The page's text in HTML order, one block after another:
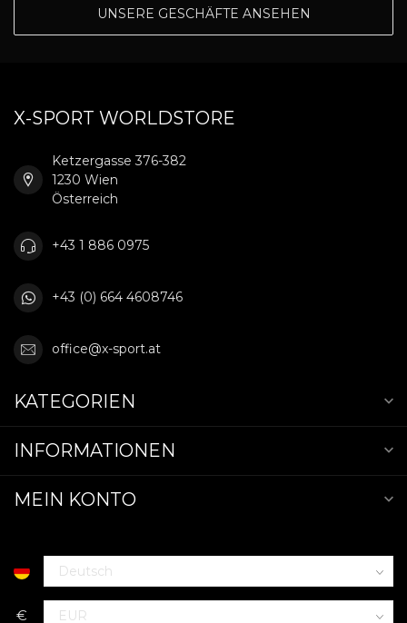
UNSERE GESCHÄFTE ANSEHEN
X-SPORT WORLDSTORE
Ketzergasse 376-382
1230 Wien
Österreich
+43 1 886 0975
+43 (0) 664 4608746
office@x-sport.at
KATEGORIEN
INFORMATIONEN
MEIN KONTO
€